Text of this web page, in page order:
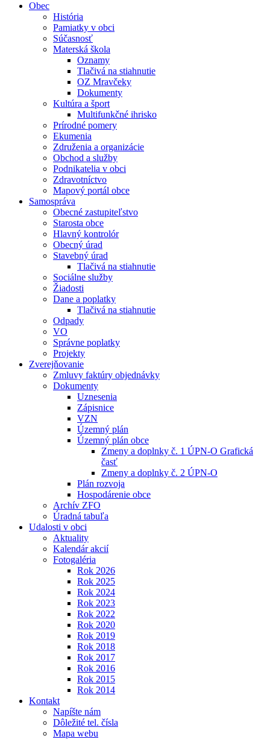
Obec
História
Pamiatky v obci
Súčasnosť
Materská škola
Oznamy
Tlačivá na stiahnutie
OZ Mravčeky
Dokumenty
Kultúra a šport
Multifunkčné ihrisko
Prírodné pomery
Ekumenia
Združenia a organizácie
Obchod a služby
Podnikatelia v obci
Zdravotníctvo
Mapový portál obce
Samospráva
Obecné zastupiteľstvo
Starosta obce
Hlavný kontrolór
Obecný úrad
Stavebný úrad
Tlačivá na stiahnutie
Sociálne služby
Žiadosti
Dane a poplatky
Tlačivá na stiahnutie
Odpady
VO
Správne poplatky
Projekty
Zverejňovanie
Zmluvy faktúry objednávky
Dokumenty
Uznesenia
Zápisnice
VZN
Územný plán
Územný plán obce
Zmeny a doplnky č. 1 ÚPN-O Grafická
časť
Zmeny a doplnky č. 2 ÚPN-O
Plán rozvoja
Hospodárenie obce
Archív ZFO
Úradná tabuľa
Udalosti v obci
Aktuality
Kalendár akcií
Fotogaléria
Rok 2026
Rok 2025
Rok 2024
Rok 2023
Rok 2022
Rok 2020
Rok 2019
Rok 2018
Rok 2017
Rok 2016
Rok 2015
Rok 2014
Kontakt
Napíšte nám
Dôležité tel. čísla
Mapa webu